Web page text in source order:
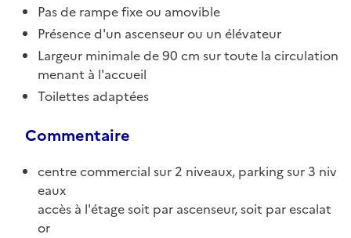
Pas de rampe fixe ou amovible
Présence d'un ascenseur ou un élévateur
Largeur minimale de 90 cm sur toute la circulation
menant à l'accueil
Toilettes adaptées
Commentaire
centre commercial sur 2 niveaux, parking sur 3 niv
eaux
accès à l'étage soit par ascenseur, soit par escalat
or